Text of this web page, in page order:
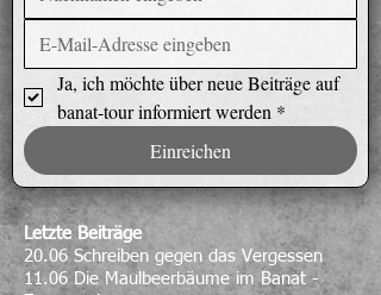
Ja, ich möchte über neue Beiträge auf
banat-tour informiert werden *
Einreichen
Letzte Beiträge
20.06 Schreiben gegen das Vergessen
11.06 Die Maulbeerbäume im Banat -